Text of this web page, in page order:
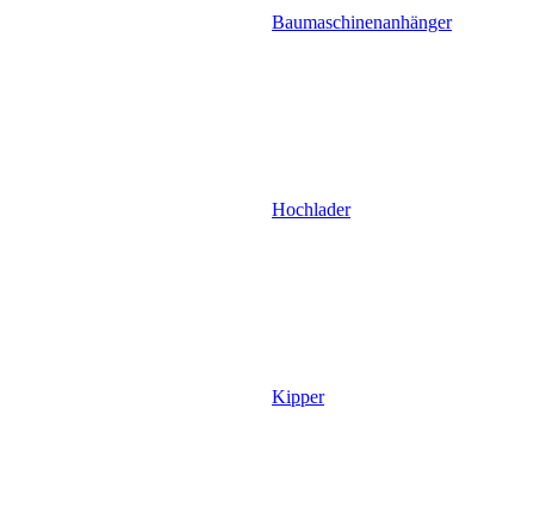
Baumaschinenanhänger
Hochlader
Kipper